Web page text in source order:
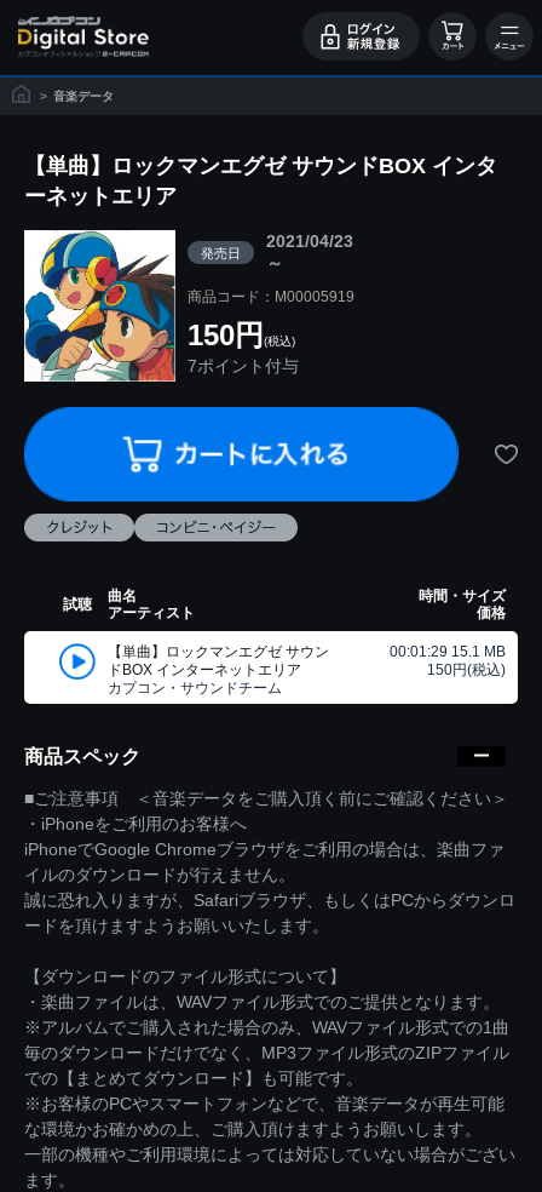
> 音楽データ
【単曲】ロックマンエグゼ サウンドBOX インタ
ーネットエリア
発売日
2021/04/23
～
商品コード：M00005919
150円 (税込)
7ポイント付与
試聴
曲名
アーティスト
時間・サイズ
価格
【単曲】ロックマンエグゼ サウン
ドBOX インターネットエリア
カプコン・サウンドチーム
00:01:29 15.1 MB
150円(税込)
商品スペック
■ご注意事項 ＜音楽データをご購入頂く前にご確認ください＞
・iPhoneをご利用のお客様へ
iPhoneでGoogle Chromeブラウザをご利用の場合は、楽曲ファ
イルのダウンロードが行えません。
誠に恐れ入りますが、Safariブラウザ、もしくはPCからダウンロ
ードを頂けますようお願いいたします。
【ダウンロードのファイル形式について】
・楽曲ファイルは、WAVファイル形式でのご提供となります。
※アルバムでご購入された場合のみ、WAVファイル形式での1曲
毎のダウンロードだけでなく、MP3ファイル形式のZIPファイル
での【まとめてダウンロード】も可能です。
※お客様のPCやスマートフォンなどで、音楽データが再生可能
な環境かお確かめの上、ご購入頂けますようお願いします。
一部の機種やご利用環境によっては対応していない場合がござい
ます。